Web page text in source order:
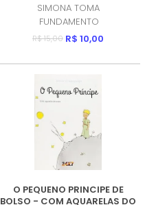
SIMONA TOMA
FUNDAMENTO
R$ 15,00 R$ 10,00
O PEQUENO PRINCIPE DE
BOLSO - COM AQUARELAS DO